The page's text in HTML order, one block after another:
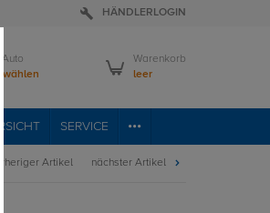
HÄNDLERLOGIN
Auto
wählen
Warenkorb
leer
SERVICE
Artikel nächster Artikel